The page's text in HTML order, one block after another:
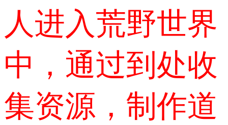
人进入荒野世界
中，通过到处收
集资源，制作道